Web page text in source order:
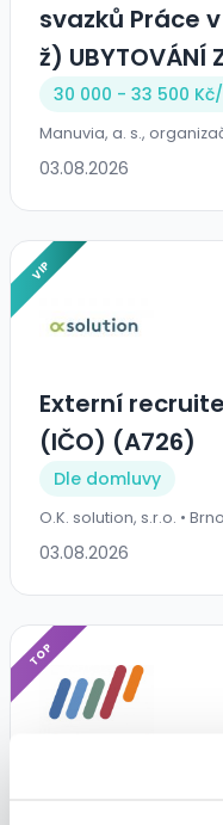
svazků Práce
ž) UBYTOVÁNÍ
30 000 - 33 500 Kč/
Manuvia, a. s.,
03.08.2026
VIP
Externí
(IČO) (A726)
Dle domluvy
O.K. solution, s.r.o. • Brno
03.08.2026
TOP